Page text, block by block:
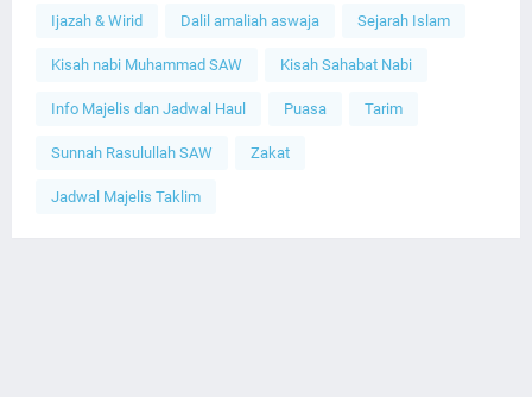
Ijazah & Wirid Dalil amaliah aswaja Sejarah Islam
Kisah nabi Muhammad SAW Kisah Sahabat Nabi
Info Majelis dan Jadwal Haul Puasa Tarim
Sunnah Rasulullah SAW Zakat
Jadwal Majelis Taklim